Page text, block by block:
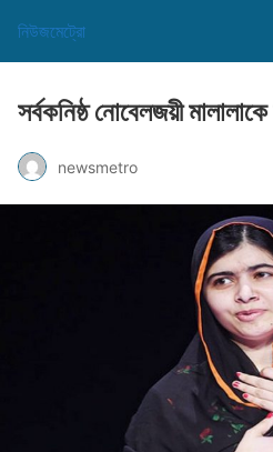
নিউজমেট্রো
সর্বকনিষ্ঠ নোবেলজয়ী
newsmetro